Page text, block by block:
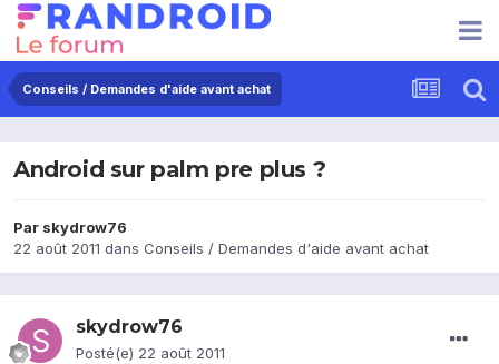
Conseils / Demandes d'aide avant achat
Android sur palm pre plus ?
Par skydrow76
22 août 2011 dans Conseils / Demandes d'aide avant achat
skydrow76
Posté(e) 22 août 2011